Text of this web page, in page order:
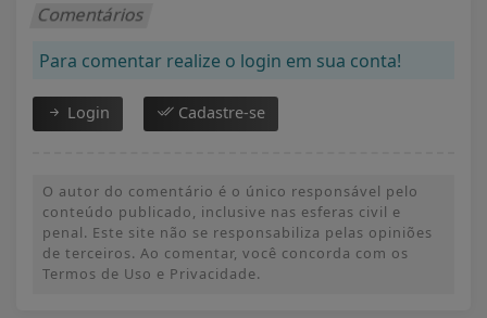
Comentários
Para comentar realize o login em sua conta!
Login Cadastre-se
O autor do comentário é o único responsável pelo
conteúdo publicado, inclusive nas esferas civil e
penal. Este site não se responsabiliza pelas opiniões
de terceiros. Ao comentar, você concorda com os
Termos de Uso e Privacidade.